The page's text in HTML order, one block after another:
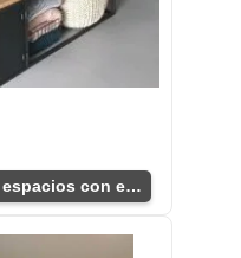
Estantería versátil para espacios con estilo